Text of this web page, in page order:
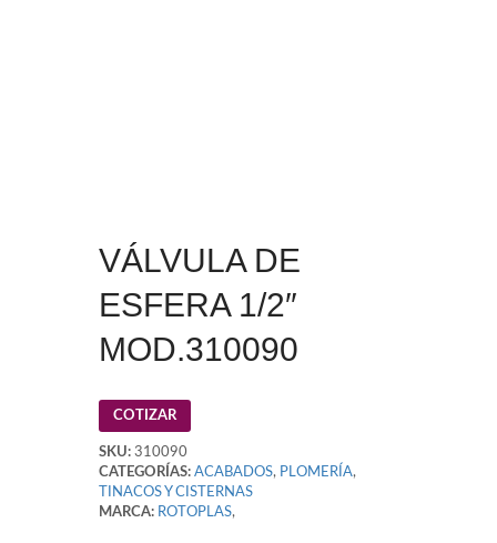
VÁLVULA DE
ESFERA 1/2″
MOD.310090
COTIZAR
SKU: 310090
CATEGORÍAS: ACABADOS, PLOMERÍA,
TINACOS Y CISTERNAS
MARCA: ROTOPLAS,